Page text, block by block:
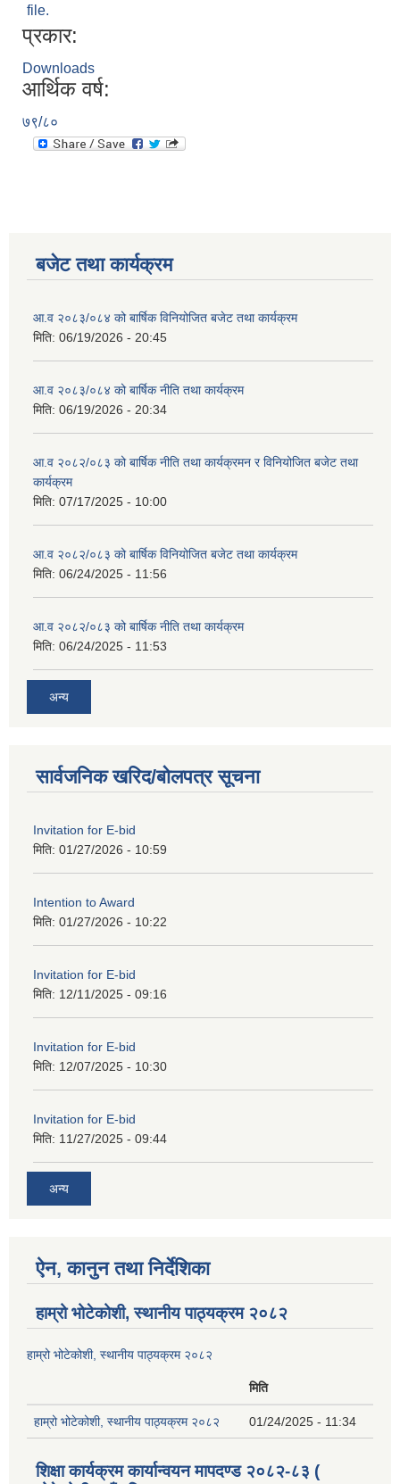
file.
प्रकार:
Downloads
आर्थिक वर्ष:
७९/८०
बजेट तथा कार्यक्रम
आ.व २०८३/०८४ को बार्षिक विनियोजित बजेट तथा कार्यक्रम
मिति: 06/19/2026 - 20:45
आ.व २०८३/०८४ को बार्षिक नीति तथा कार्यक्रम
मिति: 06/19/2026 - 20:34
आ.व २०८२/०८३ को बार्षिक नीति तथा कार्यक्रमन र विनियोजित बजेट तथा
कार्यक्रम
मिति: 07/17/2025 - 10:00
आ.व २०८२/०८३ को बार्षिक विनियोजित बजेट तथा कार्यक्रम
मिति: 06/24/2025 - 11:56
आ.व २०८२/०८३ को बार्षिक नीति तथा कार्यक्रम
मिति: 06/24/2025 - 11:53
अन्य
सार्वजनिक खरिद/बोलपत्र सूचना
Invitation for E-bid
मिति: 01/27/2026 - 10:59
Intention to Award
मिति: 01/27/2026 - 10:22
Invitation for E-bid
मिति: 12/11/2025 - 09:16
Invitation for E-bid
मिति: 12/07/2025 - 10:30
Invitation for E-bid
मिति: 11/27/2025 - 09:44
अन्य
ऐन, कानुन तथा निर्देशिका
हाम्रो भोटेकोशी, स्थानीय पाठ्यक्रम २०८२
हाम्रो भोटेकोशी, स्थानीय पाठ्यक्रम २०८२
मिति
हाम्रो भोटेकोशी, स्थानीय पाठ्यक्रम २०८२ 01/24/2025 - 11:34
शिक्षा कार्यक्रम कार्यान्वयन मापदण्ड २०८२-८३ (